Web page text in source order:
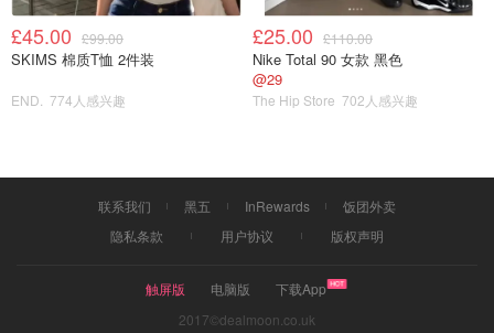
1️⃣豆腐摆盘，上面随便放个虾仁装饰
2️⃣其余材料混合拌匀淋上豆腐
3️⃣tada～超下饭的莎莎酱做好了，简单的我都不好意思了😅
£45.00 £99.00
SKIMS 棉质T恤 2件装
END. 774人感兴趣
£25.00 £110.00
Nike Total 90 女款 黑色
@29
The Hip Store 702人感兴趣
联系我们 黑五 InRewards
饭团外卖
隐私条款
用户协议 版权声明
触屏版 电脑版
下载App
2017©dealmoon.co.uk